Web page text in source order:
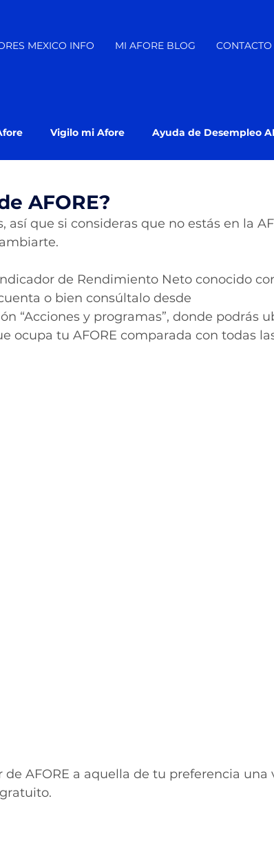
MEXICO INFO MI AFORE BLOG CONTACTO
Vigilo mi Afore Ayuda de Desempleo
AFORE?
así que si consideras que no estás en la
de Rendimiento Neto conocido
o bien consúltalo desde
“Acciones y programas”, donde podrás
ocupa tu AFORE comparada con todas
AFORE a aquella de tu preferencia una